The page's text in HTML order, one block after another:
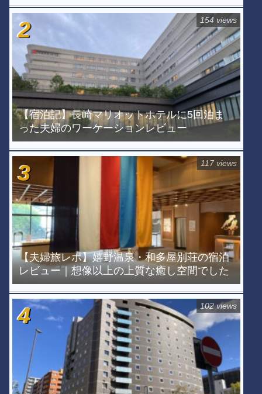
【宿泊記】長崎マリオットホテルに5回泊ま
った夫婦のワーケーションレビュー
154 views
【夫婦旅レポ】嬉野温泉・和多屋別荘の宿泊
レビュー｜想像以上の上質な癒し空間でした
117 views
102 views